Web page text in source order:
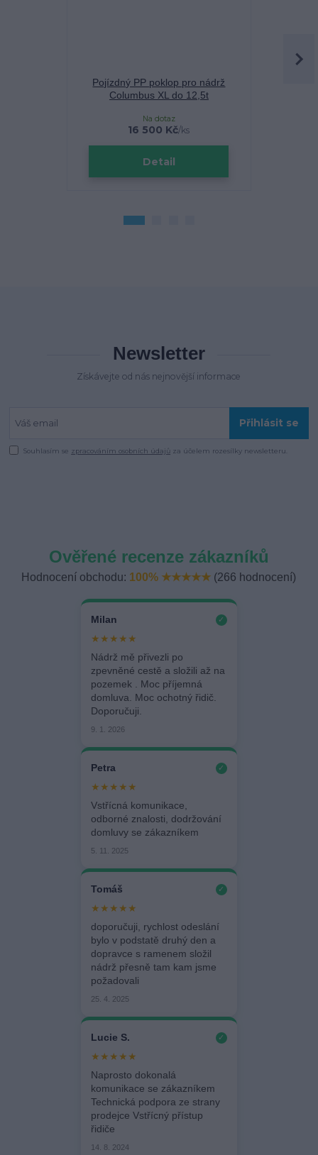
Pojízdný PP poklop pro nádrž
Columbus XL do 12,5t
16 500 Kč/ks
Na dotaz
Detail
Newsletter
Získávejte od nás nejnovější informace
Přihlásit se
Souhlasím se zpracováním osobních údajů za účelem rozesílky newsletteru.
Ověřené recenze zákazníků
Hodnocení obchodu: 100% ★★★★★ (266 hodnocení)
Milan ✓
★★★★★
Nádrž mě přivezli po
zpevněné cestě a složili až na
pozemek . Moc příjemná
domluva. Moc ochotný řidič.
Doporučuji.
9. 1. 2026
Petra ✓
★★★★★
Vstřícná komunikace,
odborné znalosti, dodržování
domluvy se zákazníkem
5. 11. 2025
Tomáš ✓
★★★★★
doporučuji, rychlost odeslání
bylo v podstatě druhý den a
dopravce s ramenem složil
nádrž přesně tam kam jsme
požadovali
25. 4. 2025
Lucie S. ✓
★★★★★
Naprosto dokonalá
komunikace se zákazníkem
Technická podpora ze strany
prodejce Vstřícný přístup
řidiče
14. 8. 2024